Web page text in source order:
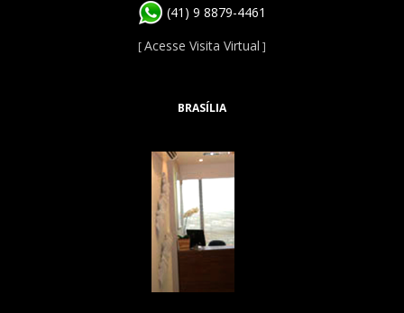
(41) 9 8879-4461
[Acesse Visita Virtual ]
BRASÍLIA